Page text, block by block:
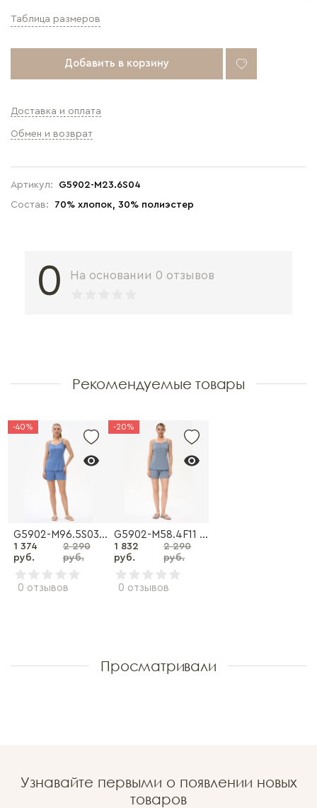
Артикул:
G5902-M23.6S04
Состав:
70% хлопок, 30% полиэстер
Таблица размеров
Добавить в корзину
Доставка и оплата
Обмен и возврат
0 На основании 0 отзывов
Рекомендуемые товары
-40%
G5902-M96.5S03 Комплект
1 374
руб.
2 290
руб.
0 отзывов
-20%
G5902-M58.4F11 Комплект
1 832
руб.
2 290
руб.
0 отзывов
Просматривали
Узнавайте первыми о появлении новых
товаров